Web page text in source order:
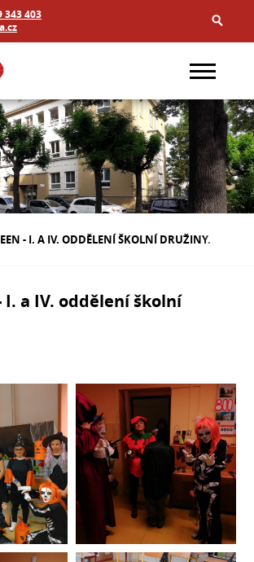
343 403
- I. A IV. ODDĚLENÍ ŠKOLNÍ DRUŽINY.
I. a IV. oddělení školní